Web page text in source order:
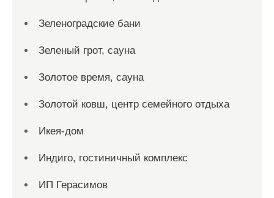
Зеленоградские бани
Зеленый грот, сауна
Золотое время, сауна
Золотой ковш, центр семейного отдыха
Икея-дом
Индиго, гостиничный комплекс
ИП Герасимов